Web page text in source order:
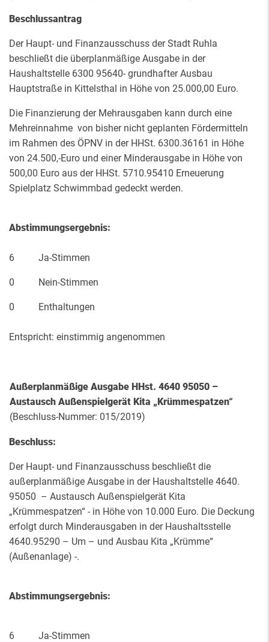
Beschlussantrag
Der Haupt- und Finanzausschuss der Stadt Ruhla
beschließt die überplanmäßige Ausgabe in der
Haushaltstelle 6300 95640- grundhafter Ausbau
Hauptstraße in Kittelsthal in Höhe von 25.000,00 Euro.
Die Finanzierung der Mehrausgaben kann durch eine
Mehreinnahme von bisher nicht geplanten Fördermitteln
im Rahmen des ÖPNV in der HHSt. 6300.36161 in Höhe
von 24.500,-Euro und einer Minderausgabe in Höhe von
500,00 Euro aus der HHSt. 5710.95410 Erneuerung
Spielplatz Schwimmbad gedeckt werden.
Abstimmungsergebnis:
6 Ja-Stimmen
0 Nein-Stimmen
0 Enthaltungen
Entspricht: einstimmig angenommen
Außerplanmäßige Ausgabe HHst. 4640 95050 –
Austausch Außenspielgerät Kita „Krümmespatzen“
(Beschluss-Nummer: 015/2019)
Beschluss:
Der Haupt- und Finanzausschuss beschließt die
außerplanmäßige Ausgabe in der Haushaltstelle 4640.
95050 – Austausch Außenspielgerät Kita
„Krümmespatzen“ - in Höhe von 10.000 Euro. Die Deckung
erfolgt durch Minderausgaben in der Haushaltsstelle
4640.95290 – Um – und Ausbau Kita „Krümme“
(Außenanlage) -.
Abstimmungsergebnis:
6 Ja-Stimmen